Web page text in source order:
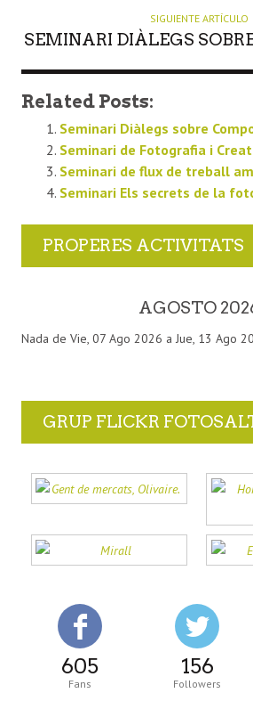
SIGUIENTE ARTÍCULO
SEMINARI DIÀLEGS
Related Posts:
Seminari Diàlegs sobre
Seminari de Fotografia i
Seminari de flux de treball
Seminari Els secrets de la
PROPERES ACTIVITATS
AGOSTO
Nada de Vie, 07 Ago 2026 a Jue, 13 Ago
GRUP FLICKR
605
Fans
156
Followers